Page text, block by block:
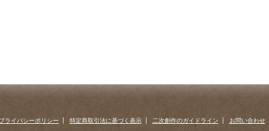
ライバシーポリシー 特定商取引法に基づく表示 二次創作のガイドライン お問い合わせ